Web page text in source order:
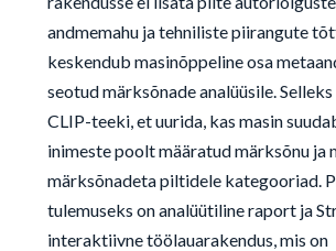
andmemahu ja tehniliste piirangute
keskendub masinõppeline osa
seotud märksõnade analüüsile.
CLIP-teeki, et uurida, kas masin
inimeste poolt määratud märksõnu ja
märksõnadeta piltidele kategooriad.
tulemuseks on analüütiline raport ja
interaktiivne töölauarakendus, mis on